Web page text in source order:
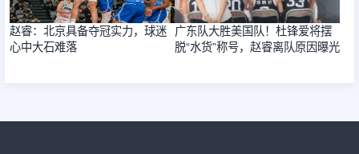
赵睿：北京具备夺冠实力，球迷
心中大石难落
广东队大胜美国队！杜锋爱将摆
脱“水货”称号，赵睿离队原因曝光